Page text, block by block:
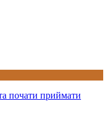
почати приймати